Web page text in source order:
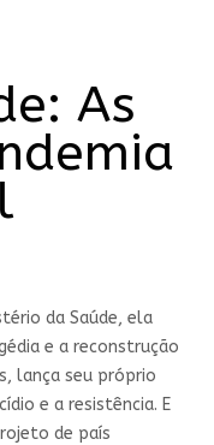
As
da Saúde, ela
e a reconstrução
lança seu próprio
e a resistência. E
de país